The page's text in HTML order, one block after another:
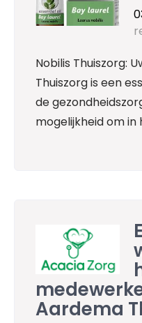
Nobilis Thuiszorg:
Thuiszorg is een
de
mogelijkheid om in
Aardema